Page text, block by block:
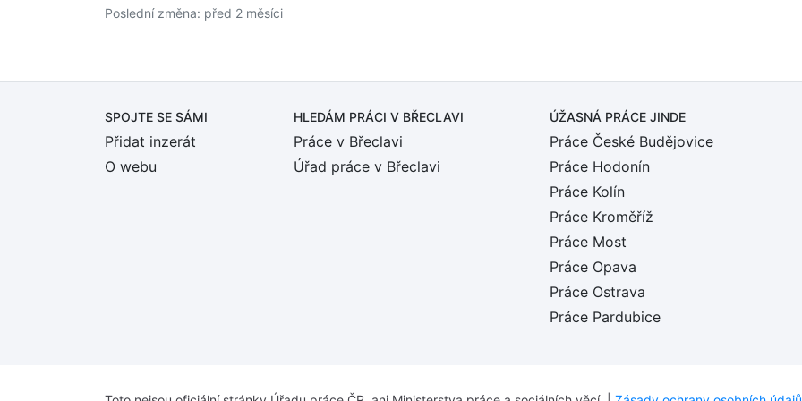
Poslední změna: před 2 měsíci
SPOJTE SE SÁMI
Přidat inzerát
O webu
HLEDÁM PRÁCI V BŘECLAVI
Práce v Břeclavi
Úřad práce v Břeclavi
ÚŽASNÁ PRÁCE JINDE
Práce České Budějovice
Práce Hodonín
Práce Kolín
Práce Kroměříž
Práce Most
Práce Opava
Práce Ostrava
Práce Pardubice